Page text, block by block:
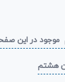
در این
هشتم